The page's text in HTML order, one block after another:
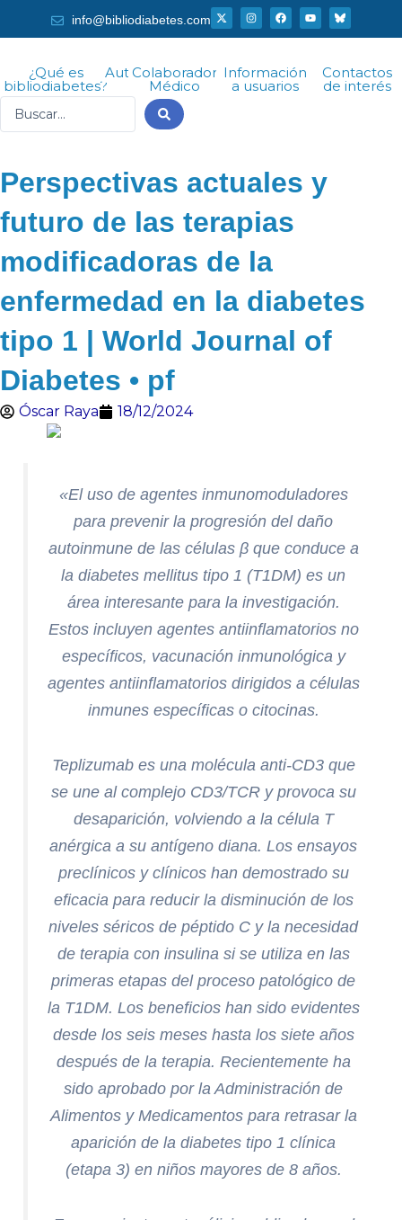
al
info@bibliodiabetes.com
X
-
t
t
t
I
n
s
r
a
F
a
c
o
k
Y
o
u
¿Qué es
bibliodiabetes?
AutorColaborador
Médico
Información
a usuarios
Contactos
de interés
Perspectivas actuales y
futuro de las terapias
modificadoras de la
enfermedad en la diabetes
tipo 1 | World Journal of
Diabetes • pf
Óscar Raya 18/12/2024
«El uso de agentes inmunomoduladores
para prevenir la progresión del daño
autoinmune de las células β que conduce a
la diabetes mellitus tipo 1 (T1DM) es un
área interesante para la investigación.
Estos incluyen agentes antiinflamatorios no
específicos, vacunación inmunológica y
agentes antiinflamatorios dirigidos a células
inmunes específicas o citocinas.
Teplizumab es una molécula anti-CD3 que
se une al complejo CD3/TCR y provoca su
desaparición, volviendo a la célula T
anérgica a su antígeno diana. Los ensayos
preclínicos y clínicos han demostrado su
eficacia para reducir la disminución de los
niveles séricos de péptido C y la necesidad
de terapia con insulina si se utiliza en las
primeras etapas del proceso patológico de
la T1DM. Los beneficios han sido evidentes
desde los seis meses hasta los siete años
después de la terapia. Recientemente ha
sido aprobado por la Administración de
Alimentos y Medicamentos para retrasar la
aparición de la diabetes tipo 1 clínica
(etapa 3) en niños mayores de 8 años.